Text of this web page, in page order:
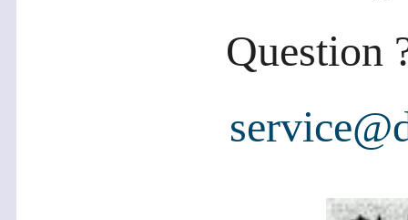
Question